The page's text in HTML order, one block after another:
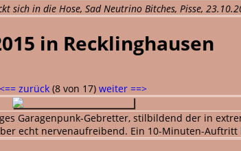
sich in die Hose, Sad Neutrino Bitches, Pisse,
in Recklinghausen
<== zurück(8 von 17) weiter ==>
Garagenpunk-Gebretter, stilbildend der in
echt nervenaufreibend. Ein 10-Minuten-